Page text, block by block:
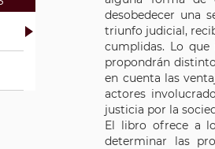
desobedecer una
triunfo judicial,
cumplidas. Lo
propondrán
en cuenta las
actores
justicia por la
El libro ofrece a
determinar las